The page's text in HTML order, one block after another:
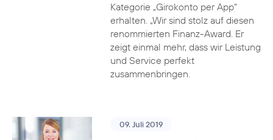
Kategorie „Girokonto per App“
erhalten. „Wir sind stolz auf diesen
renommierten Finanz-Award. Er
zeigt einmal mehr, dass wir Leistung
und Service perfekt
zusammenbringen.
09. Juli 2019